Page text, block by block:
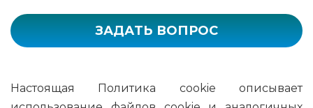
ЗАДАТЬ ВОПРОС
Настоящая Политика cookie описывает